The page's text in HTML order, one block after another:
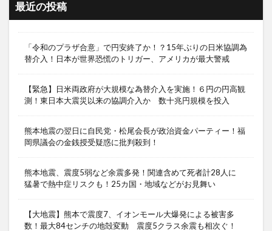
最近の投稿
「令和のプラザ合意」で円安終了か！？15年ぶりの日米協調為
替介入！日本が世界恐慌のトリガー、アメリカが最大警戒
【緊急】日米両政府が大規模な為替介入を実施！６円の円高観
測！東日本大震災以来の協調介入か 数十兆円規模を投入
熊本地震の翌日に自民党・松尾会長が政治資金パーティー！福
岡県議会の金銭授受疑惑に批判殺到！
熊本地震、震度5弱など余震多発！関連含めて死者計28人に
猛暑で熱中症リスクも！25カ国・地域などがお見舞い
【大地震】熊本で震度7、イオンモール大爆発による被害多
数！最大84センチの地殻変動 震度5クラス余震も相次ぐ！